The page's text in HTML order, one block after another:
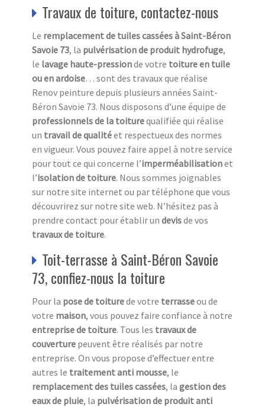
Travaux de toiture, contactez-nous
Le remplacement de tuiles cassées à Saint-Béron
Savoie 73, la pulvérisation de produit hydrofuge,
le lavage haute-pressionde votre toiture en tuile
ou en ardoise… sont des travaux que réalise
Renov peinture depuis plusieurs années Saint-
Béron Savoie 73. Nous disposons d’une équipe de
professionnels de la toiturequalifiée qui réalise
un travail de qualitéet respectueux des normes
en vigueur. Vous pouvez faire appel à notre service
pour tout ce qui concerne l’imperméabilisationet
l’isolationde toiture. Nous sommes joignables
sur notre site internet ou par téléphone que vous
découvrirez sur notre site web. N’hésitez pas à
prendre contact pour établir un devisde vos
travaux de toiture.
Toit-terrasse à Saint-Béron Savoie
73, confiez-nous la toiture
Pour la pose de toiturede votre terrasseou de
votre maison, vous pouvez faire confiance à notre
entreprise de toiture. Tous les travaux de
couverture peuvent être réalisés par notre
entreprise. On vous propose d’effectuer entre
autres le traitement anti mousse, le
remplacement des tuiles cassées, la gestion des
eaux de pluie, la pulvérisation de produit anti